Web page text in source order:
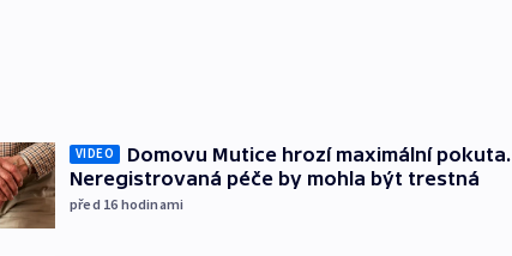
VIDEO
Domovu Mutice hrozí maximální pokuta.
Neregistrovaná péče by mohla být trestná
před 16 hodinami